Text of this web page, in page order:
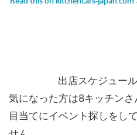
出店スケジュー
気になった方は8キッチンさ
目当てにイベント探しをし